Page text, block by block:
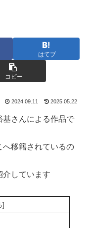
はてブ
コピー
2024.09.11 2025.05.22
基さんによる作品で
へ移籍されているの
介しています